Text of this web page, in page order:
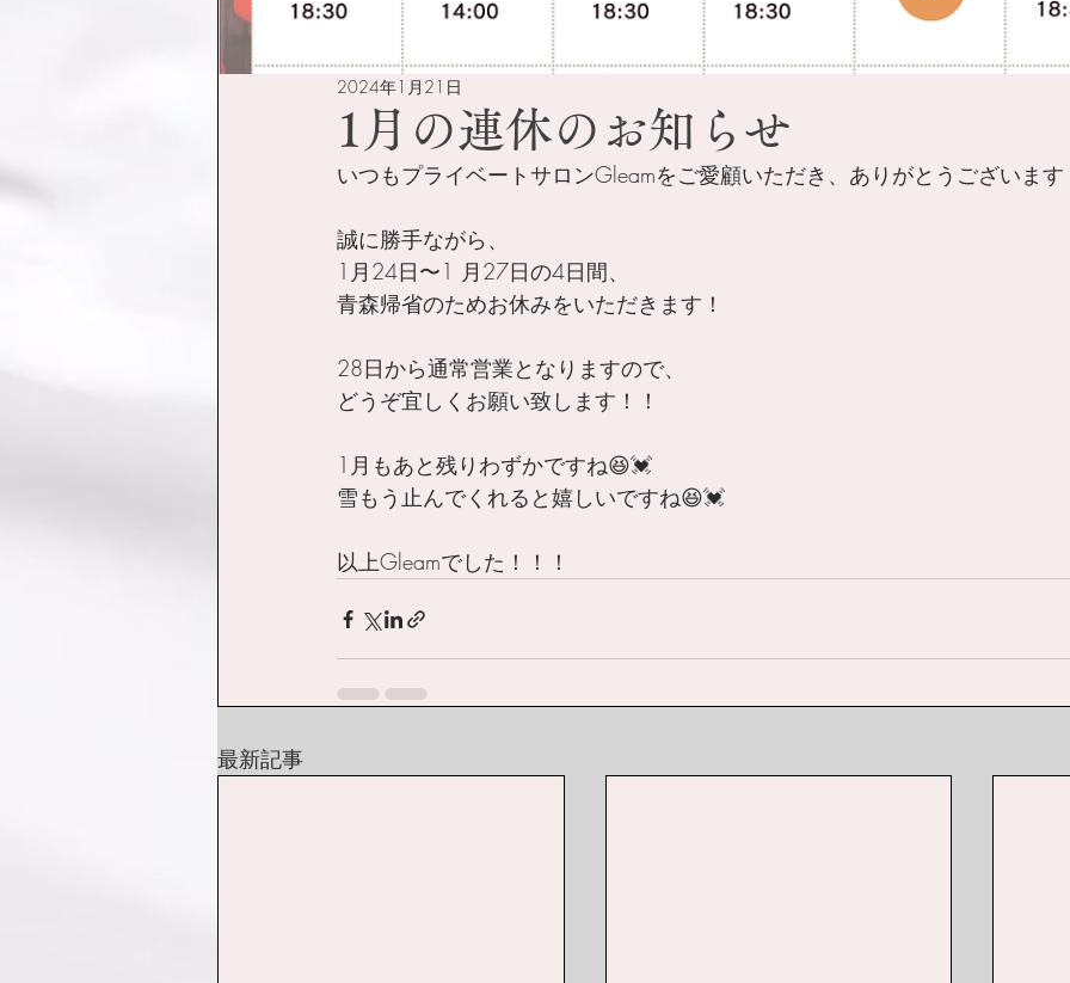
1月の連休のお知らせ
2024年1月21日
いつもプライベートサロンGleamをご愛顧いただき、ありがとうございます
誠に勝手ながら、
1月24日〜1 月27日の4日間、
青森帰省のためお休みをいただきます！
28日から通常営業となりますので、
どうぞ宜しくお願い致します！！
1月もあと残りわずかですね😆💓
雪もう止んでくれると嬉しいですね😆💓
以上Gleamでした！！！
最新記事